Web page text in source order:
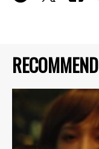
RECOMMEND